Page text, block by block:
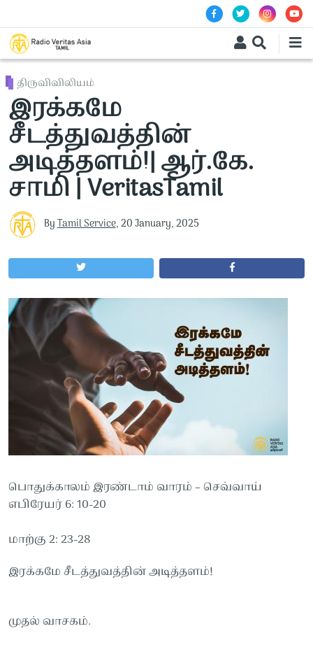
திருவிவிலியம்
இரக்கமே
சீடத்துவத்தின்
அடித்தளம்!| ஆர்.கே.
சாமி | VeritasTamil
ByTamil Service,20 January, 2025
பொதுக்காலம் இரண்டாம் வாரம் – செவ்வாய்
எபிரேயர் 6: 10-20
மாற்கு 2: 23-28
இரக்கமே சீடத்துவத்தின் அடித்தளம்!
முதல் வாசகம்.